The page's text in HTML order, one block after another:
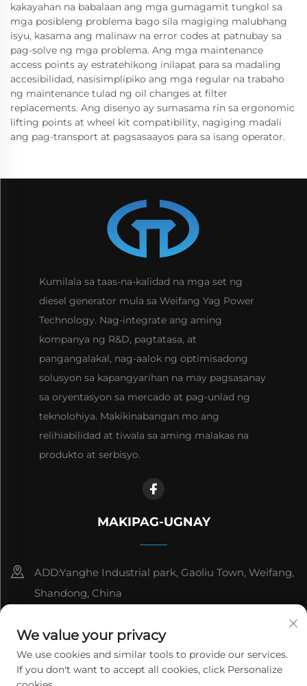
kakayahan na babalaan ang mga gumagamit tungkol sa
mga posibleng problema bago sila magiging malubhang
isyu, kasama ang malinaw na error codes at patnubay sa
pag-solve ng mga problema. Ang mga maintenance
access points ay estratehikong inilapat para sa madaling
accesibilidad, nasisimplipiko ang mga regular na trabaho
ng maintenance tulad ng oil changes at filter
replacements. Ang disenyo ay sumasama rin sa ergonomic
lifting points at wheel kit compatibility, nagiging madali
ang pag-transport at pagsasaayos para sa isang operator.
Kumilala sa taas-na-kalidad na mga set ng
diesel generator mula sa Weifang Yag Power
Technology. Nag-integrate ang aming
kompanya ng R&D, pagtatasa, at
pangangalakal, nag-aalok ng optimisadong
solusyon sa kapangyarihan na may pagsasanay
sa oryentasyon sa mercado at pag-unlad ng
teknolohiya. Makikinabangan mo ang
relihiabilidad at tiwala sa aming malakas na
produkto at serbisyo.
MAKIPAG-UGNAY
ADD:Yanghe Industrial park, Gaoliu Town, Weifang,
Shandong, China
[email protected]
We value your privacy
We use cookies and similar tools to provide our services.
If you don't want to accept all cookies, click Personalize